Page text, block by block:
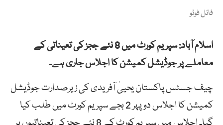
فائل فوٹو
اسلام آباد: سپریم کورٹ میں 8 نئے ججز کی تعیناتی کے
معاملے پر جوڈیشل کمیشن کا اجلاس جاری ہے۔
چیف جسٹس پاکستان یحییٰ آفریدی کی زیرصدارت جوڈیشل
کمیشن کا اجلاس دوپہر 2 بجے سپریم کورٹ میں طلب کیا